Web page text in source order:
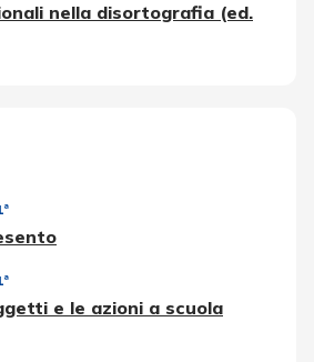
nella disortografia (ed.
e le azioni a scuola